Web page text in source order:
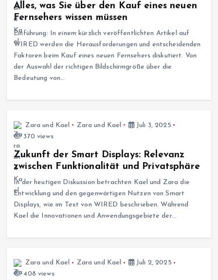
Alles, was Sie über den Kauf eines neuen
Fernsehers wissen müssen
Einführung: In einem kürzlich veröffentlichten Artikel auf
WIRED werden die Herausforderungen und entscheidenden
Faktoren beim Kauf eines neuen Fernsehers diskutiert. Von
der Auswahl der richtigen Bildschirmgröße über die
Bedeutung von…
Zara und Kael Zara und Kael
Juli 3, 2025
370 views
Zukunft der Smart Displays: Relevanz
zwischen Funktionalität und Privatsphäre
In der heutigen Diskussion betrachten Kael und Zara die
Entwicklung und den gegenwärtigen Nutzen von Smart
Displays, wie im Text von WIRED beschrieben. Während
Kael die Innovationen und Anwendungsgebiete der…
Zara und Kael Zara und Kael
Juli 2, 2025
408 views